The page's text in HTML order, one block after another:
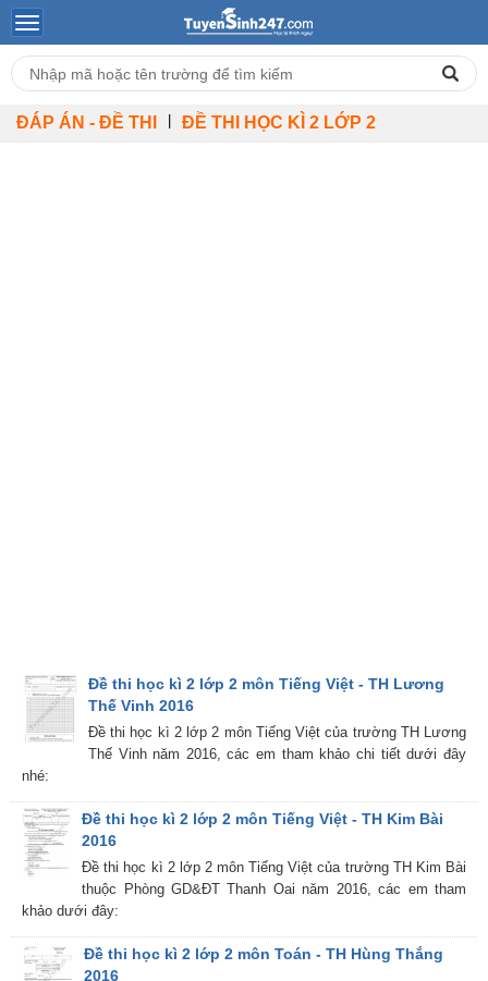
ĐÁP ÁN - ĐỀ THI ĐỀ THI HỌC KÌ 2 LỚP 2
Đề thi học kì 2 lớp 2 môn Tiếng Việt - TH Lương
Thế Vinh 2016
Đề thi học kì 2 lớp 2 môn Tiếng Việt của trường TH Lương
Thế Vinh năm 2016, các em tham khảo chi tiết dưới đây
nhé:
Đề thi học kì 2 lớp 2 môn Tiếng Việt - TH Kim Bài
2016
Đề thi học kì 2 lớp 2 môn Tiếng Việt của trường TH Kim Bài
thuộc Phòng GD&ĐT Thanh Oai năm 2016, các em tham
khảo dưới đây:
Đề thi học kì 2 lớp 2 môn Toán - TH Hùng Thắng
2016